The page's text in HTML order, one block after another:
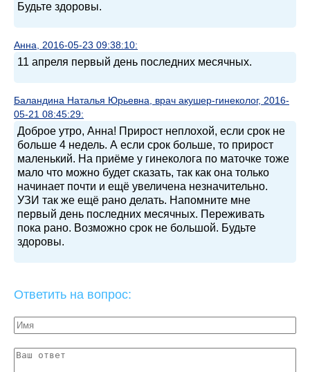
Будьте здоровы.
Анна, 2016-05-23 09:38:10:
11 апреля первый день последних месячных.
Баландина Наталья Юрьевна, врач акушер-гинеколог, 2016-
05-21 08:45:29:
Доброе утро, Анна! Прирост неплохой, если срок не
больше 4 недель. А если срок больше, то прирост
маленький. На приёме у гинеколога по маточке тоже
мало что можно будет сказать, так как она только
начинает почти и ещё увеличена незначительно.
УЗИ так же ещё рано делать. Напомните мне
первый день последних месячных. Переживать
пока рано. Возможно срок не большой. Будьте
здоровы.
Ответить на вопрос: